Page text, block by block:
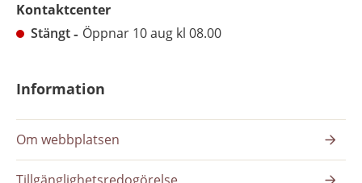
Kontaktcenter
Stängt
Öppnar 10 aug kl 08.00
Information
Om webbplatsen